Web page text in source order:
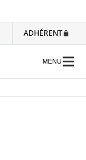
ADHÉRENT
MENU